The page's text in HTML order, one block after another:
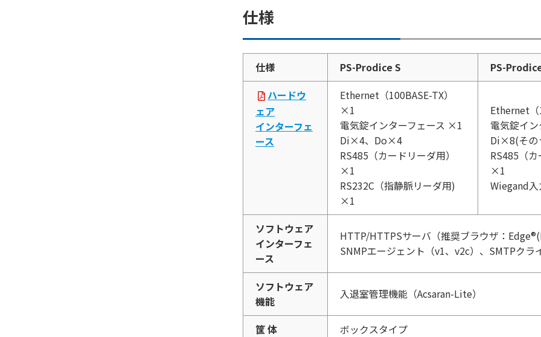
仕様
仕様 PS-Prodice S PS-
ハードウ
ェア
インターフェ
ース
Ethernet（100BASE-TX）
×1
電気錠インターフェース ×1
Di×4、Do×4
RS485（カードリーダ用）
×1
RS232C（指静脈リーダ用)
×1
Ethernet
電気錠イ
Di×8(その
RS485（
×1
Wiegand
ソフトウェア
インターフェ
ース
HTTP/HTTPSサーバ（推奨ブラウザ：
SNMPエージェント（v1、v2c）、SMTPクラ
ソフトウェア
機能
入退室管理機能（Acsaran-Lite）
筐 体 ボックスタイプ